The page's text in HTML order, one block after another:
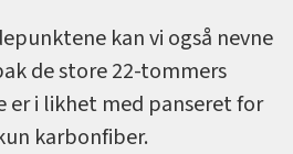
kan vi også nevne
de store 22-tommers
er i likhet med panseret for
karbonfiber.